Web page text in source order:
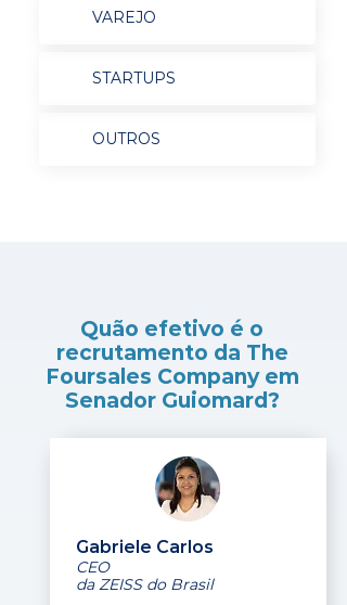
VAREJO
STARTUPS
OUTROS
Quão efetivo é o
recrutamento da The
Foursales Company em
Senador Guiomard?
Gabriele Carlos
CEO
da ZEISS do Brasil